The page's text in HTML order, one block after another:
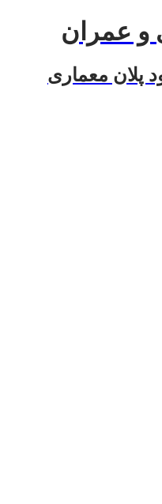
و عمران
پلان معماری